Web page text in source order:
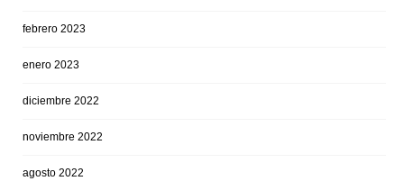
febrero 2023
enero 2023
diciembre 2022
noviembre 2022
agosto 2022